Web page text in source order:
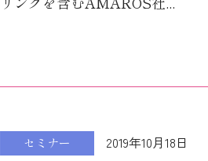
リングを含むAMAROS社...
セミナー 2019年10月18日